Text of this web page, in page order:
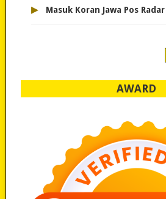
▸ Masuk Koran Jawa Pos
AWARD